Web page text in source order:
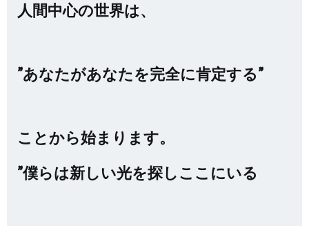
人間中心の世界は、
”あなたがあなたを完全に肯定する”
ことから始まります。
”僕らは新しい光を探しここにいる